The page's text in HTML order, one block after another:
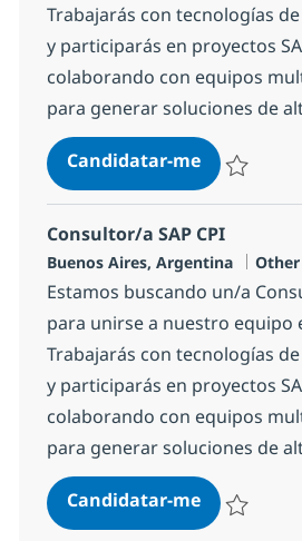
Trabajarás con tecnologías
y participarás en proyectos
colaborando con equipos
para generar soluciones de
Candidatar-meConsultor/a
Consultor/a SAP CPI
Localização
Buenos Aires, Argentina Other
Estamos buscando un/a
para unirse a nuestro equipo
Trabajarás con tecnologías
y participarás en proyectos
colaborando con equipos
para generar soluciones de
Candidatar-meConsultor/a